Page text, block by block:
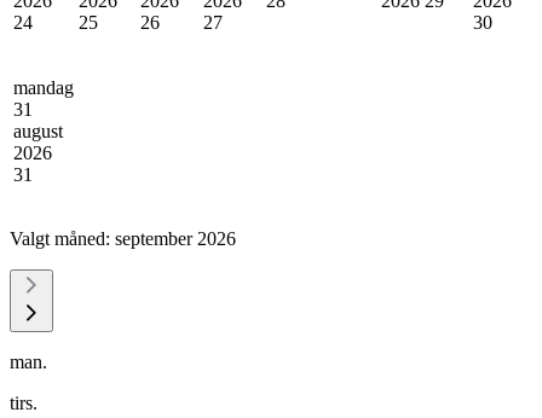
24
25
26
27
30
mandag
31
august
2026
31
Valgt måned: september 2026
man.
tirs.